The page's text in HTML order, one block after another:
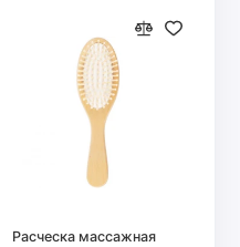
Расческа массажная